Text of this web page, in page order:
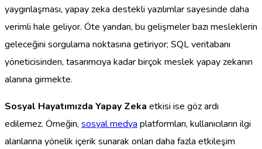
yaygınlaşması, yapay zeka destekli yazılımlar sayesinde daha
verimli hale geliyor. Öte yandan, bu gelişmeler bazı mesleklerin
geleceğini sorgulama noktasına getiriyor; SQL veritabanı
yöneticisinden, tasarımcıya kadar birçok meslek yapay zekanın
alanına girmekte.
Sosyal Hayatımızda Yapay Zeka etkisi ise göz ardı
edilemez. Örneğin, sosyal medya platformları, kullanıcıların ilgi
alanlarına yönelik içerik sunarak onları daha fazla etkileşim